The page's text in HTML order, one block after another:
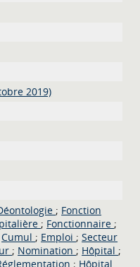
2019)
; Fonction
; Fonctionnaire ;
Cumul ; Emploi ; Secteur
; Nomination ; Hôpital ;
; Hôpital